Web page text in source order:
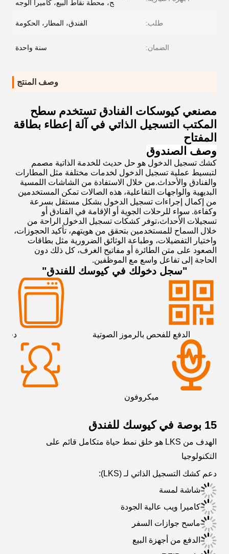
ح، محطة نقاط البيع، كاميرا الوجه
طلب: الفندق، المطار، الحكومة
الضمان: سنة واحدة
وصف المنتج
مصنعي كيوسكات الفنادق تستخدم سطح
المكتب التسجيل الذاتي في آلة إعطاء بطاقة
المفتاح
وصف الصندوق
كشك تسجيل الدخول هو حل حديث للخدمة الذاتية مصمم
لتبسيط عملية تسجيل الدخول لخدمات مختلفة مثل المطارات
والفنادق والأحداث.من خلال الاستفادة من الشاشات اللمسية
البديهية والواجهات التفاعلية، هذه الصالات تمكن المستخدمين
من إكمال إجراءات تسجيل الدخول بشكل مستقل بسرعة
وكفاءة. سواء للرحلات الجوية أو الإقامة في الفنادق أو
تسجيلات الأحداث،توفر كشكات تسجيل الدخول الراحة من
خلال السماح للمستخدمين بتحقق من هويتهم، تأكيد الحجوزات،
واختيار التفضيلات، وطباعة الوثائق الضرورية مثل بطاقات
الصعود على متن الطائرة أو مفاتيح الغرف، كل ذلك دون
الحاجة إلى تفاعل واسع مع الموظفين.
"سجل دخولك في كيوسك للفندق"
الدفع للفحص بالرموز الصوتية دفع
ميكروفون
15 بوصة في كيوسك للفندق
الهدف من LKS هو خلق نمط حياة متكامل قائم على
التكنولوجيا
دعم كشك التسجيل الذاتي لـ (LKS):
شاشة لمسة
كاميرا ويب عالية الجودة
ماسح جوازات السفر
الدفع من أجهزة البيع